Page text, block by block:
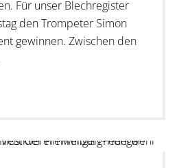
Für unser Blechregister
den Trompeter Simon
gewinnen. Zwischen den